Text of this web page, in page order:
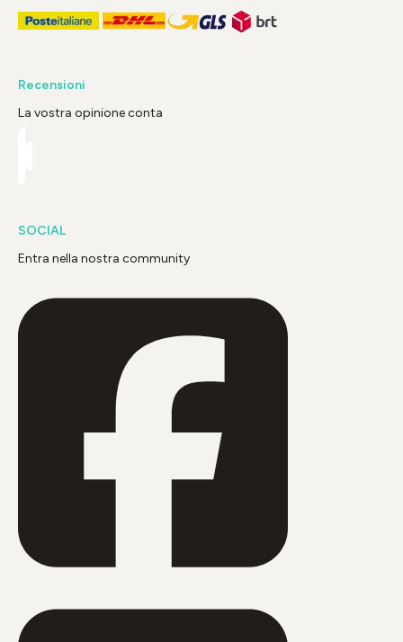
Recensioni
La vostra opinione conta
SOCIAL
Entra nella nostra community